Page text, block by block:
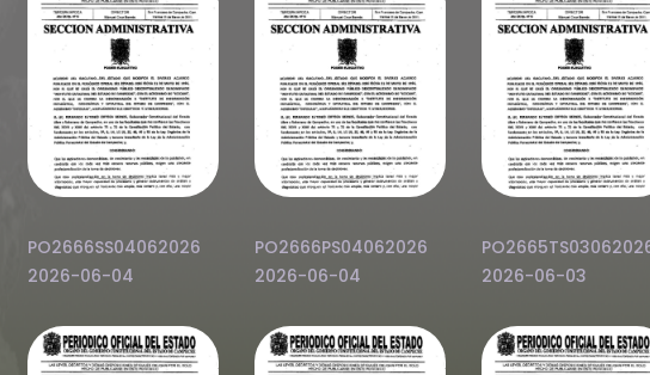
PO2666SS04062026
2026-06-04
PO2666PS04062026
2026-06-04
2026-06-03